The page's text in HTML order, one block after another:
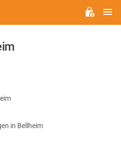
in Bellheim